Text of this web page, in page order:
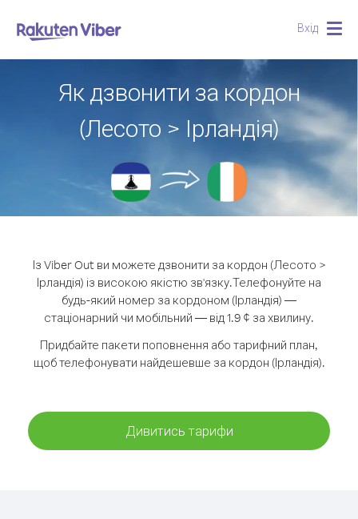
Вхід
Як дзвонити за кордон
(Лесото > Ірландія)
Із Viber Out ви можете дзвонити за кордон (Лесото >
Ірландія) із високою якістю зв'язку.Телефонуйте на
будь-який номер за кордоном (Ірландія) —
стаціонарний чи мобільний — від 1.9 ¢ за хвилину.
Придбайте пакети поповнення або тарифний план,
щоб телефонувати найдешевше за кордон (Ірландія).
Дивитись тарифи